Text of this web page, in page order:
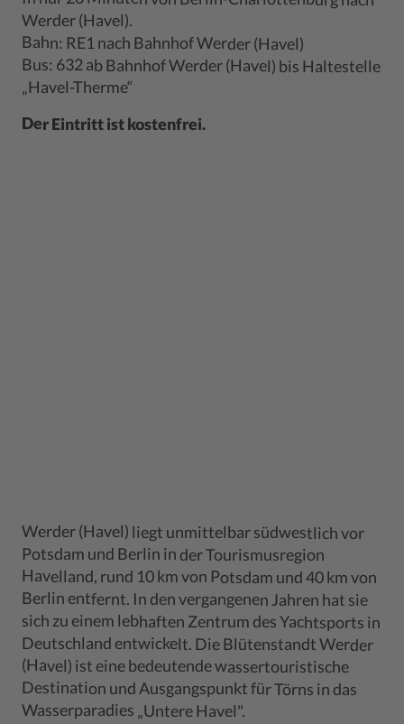
Werder (Havel).
Bahn: RE1 nach Bahnhof Werder (Havel)
Bus: 632 ab Bahnhof Werder (Havel) bis Haltestelle
„Havel-Therme“
Der Eintritt ist kostenfrei.
Werder (Havel) liegt unmittelbar südwestlich vor
Potsdam und Berlin in der Tourismusregion
Havelland, rund 10 km von Potsdam und 40 km von
Berlin entfernt. In den vergangenen Jahren hat sie
sich zu einem lebhaften Zentrum des Yachtsports in
Deutschland entwickelt. Die Blütenstandt Werder
(Havel) ist eine bedeutende wassertouristische
Destination und Ausgangspunkt für Törns in das
Wasserparadies „Untere Havel".